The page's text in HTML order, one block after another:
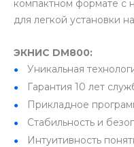
компактном формате с
для легкой установки
ЭКНИС DM800:
Уникальная
Гарантия 10 лет
Прикладное
Стабильность и
Интуитивность